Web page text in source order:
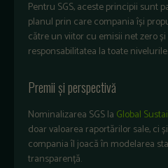
Pentru SGS, aceste principii sunt
planul prin care compania își
către un viitor cu emisii net zero
responsabilitatea la toate nivelurile.
Premii și perspectivă
Nominalizarea SGS la Global
doar valoarea raportărilor sale, ci
compania îl joacă în modelarea
transparență.